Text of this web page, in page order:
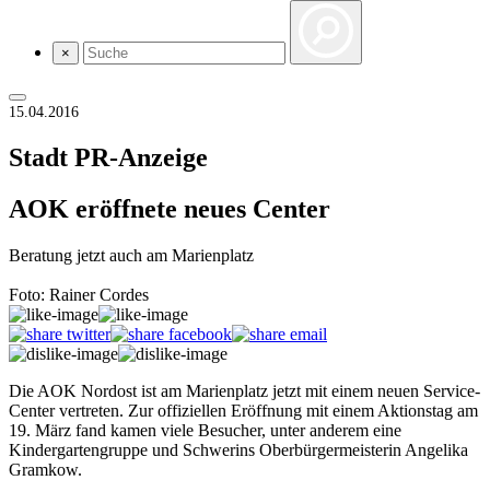
×
15.04.2016
Stadt PR-Anzeige
AOK eröffnete neues Center
Beratung jetzt auch am Marienplatz
Foto: Rainer Cordes
Die AOK Nordost ist am Marienplatz jetzt mit einem neuen Service-
Center vertreten. Zur offiziellen Eröffnung mit einem Aktionstag am
19. März fand kamen viele Besucher, unter anderem eine
Kindergartengruppe und Schwe­rins Oberbürgermeisterin Angelika
Gramkow.